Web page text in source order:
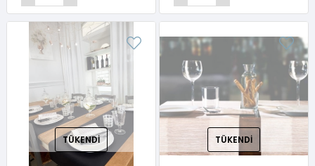
TÜKENDI TÜKENDI